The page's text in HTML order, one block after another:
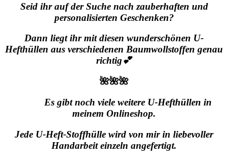
Seid ihr auf der Suche nach zauberhaften und
personalisierten Geschenken?
Dann liegt ihr mit diesen wunderschönen U-
Hefthüllen aus verschiedenen Baumwollstoffen genau
richtig💕
🌺🌺🌺
Es gibt noch viele weitere U-Hefthüllen in
meinem Onlineshop.
Jede U-Heft-Stoffhülle wird von mir in liebevoller
Handarbeit einzeln angefertigt.